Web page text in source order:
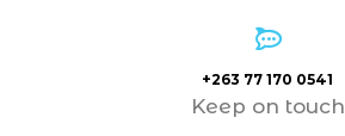
+263 77 170 0541
Keep on touch